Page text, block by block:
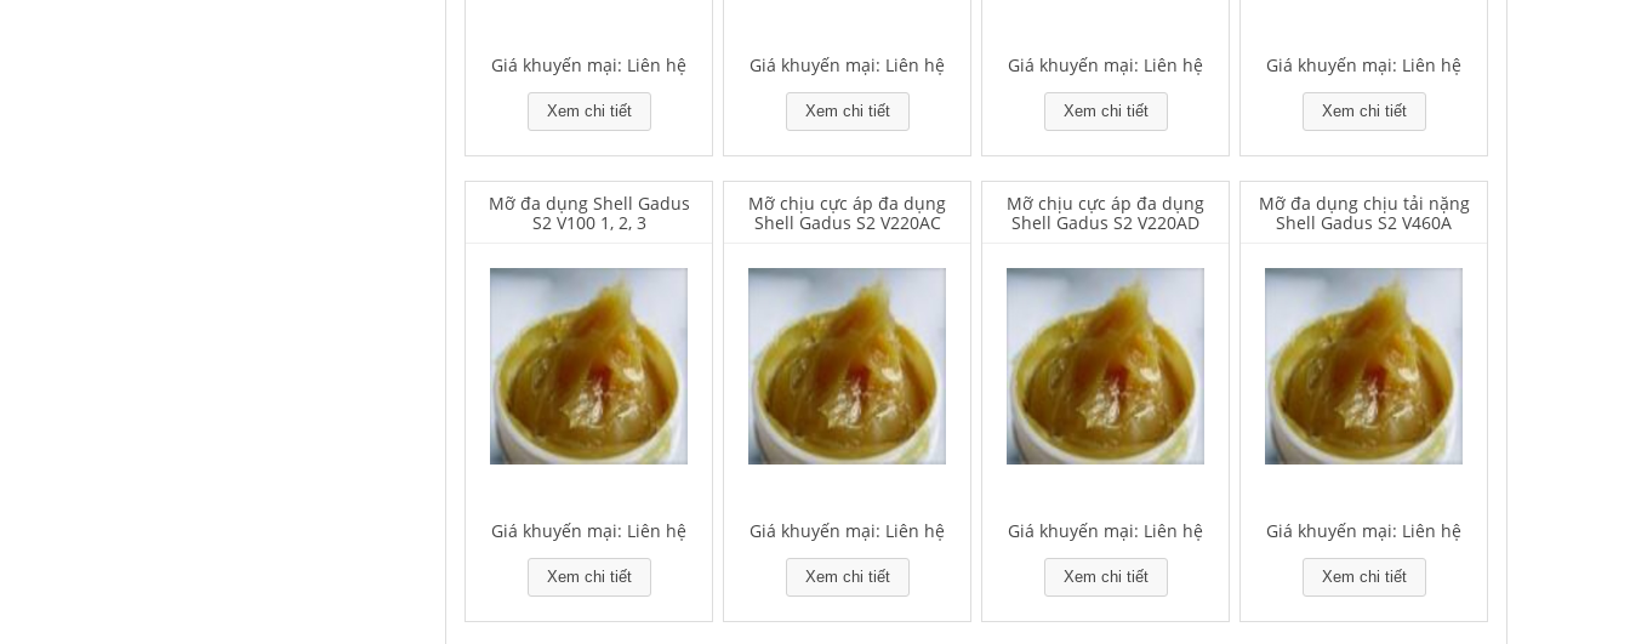
Giá khuyến mại: Liên hệ
Xem chi tiết
Giá khuyến mại: Liên hệ
Xem chi tiết
Giá khuyến mại: Liên hệ
Xem chi tiết
Giá khuyến mại: Liên hệ
Xem chi tiết
Mỡ đa dụng Shell Gadus
S2 V100 1, 2, 3
Giá khuyến mại: Liên hệ
Xem chi tiết
Mỡ chịu cực áp đa dụng
Shell Gadus S2 V220AC
Giá khuyến mại: Liên hệ
Xem chi tiết
Mỡ chịu cực áp đa dụng
Shell Gadus S2 V220AD
Giá khuyến mại: Liên hệ
Xem chi tiết
Mỡ đa dụng chịu tải nặng
Shell Gadus S2 V460A
Giá khuyến mại: Liên hệ
Xem chi tiết